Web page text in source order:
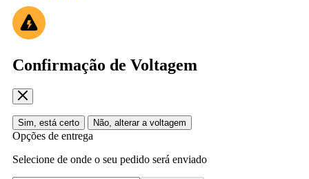
Confirmação de Voltagem
Sim, está certo Não, alterar a voltagem
Opções de entrega
Selecione de onde o seu pedido será enviado